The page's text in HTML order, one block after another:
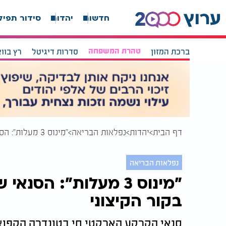
חדשות יהדות סידור
ברכת המזון טהרת המשפחה סדרות דיגיטל רץ
דף הבית יהדות נפלאות הבריאה "מינוס 3 מעלות": הסנאי שמאתגר את חוקי הטבע בקור הקיצוני
נפלאות הבריאה
"מינוס 3 מעלות":
בקור הקיצוני